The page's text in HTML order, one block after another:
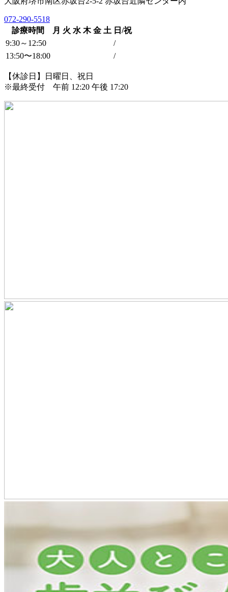
072-290-5518
診療時間
月 火 水 木 金 土 日/祝
9:30～12:50
/
13:50〜18:00
/
【休診日】日曜日、祝日
※最終受付 午前 12:20 午後 17:20